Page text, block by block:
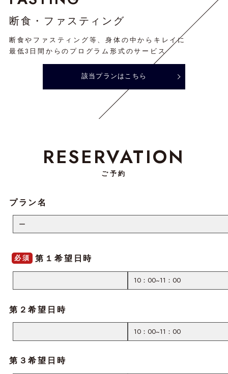
断食・ファスティング
断食やファスティング等、身体の中からキレイに
最低3日間からのプログラム形式のサービス
該当プランはこちら
RESERVATION
ご予約
プラン名
必須 第１希望日時
第２希望日時
第３希望日時